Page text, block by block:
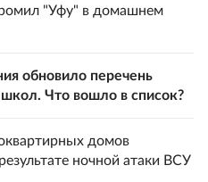
"Уфу" в домашнем
обновило перечень
Что вошло в список?
домов
ночной атаки ВСУ